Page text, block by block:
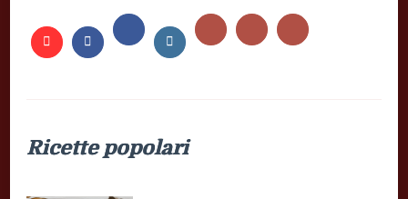
Ricette popolari